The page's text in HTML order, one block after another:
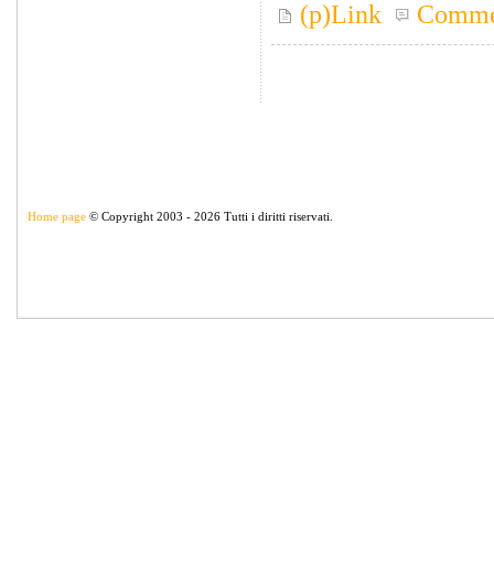
(p)Link
Home page © Copyright 2003 - 2026 Tutti i diritti riservati.